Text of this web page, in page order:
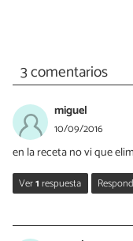
3 comentarios
miguel
10/09/2016
en la receta no vi que
Ver1respuesta
12/09/2016